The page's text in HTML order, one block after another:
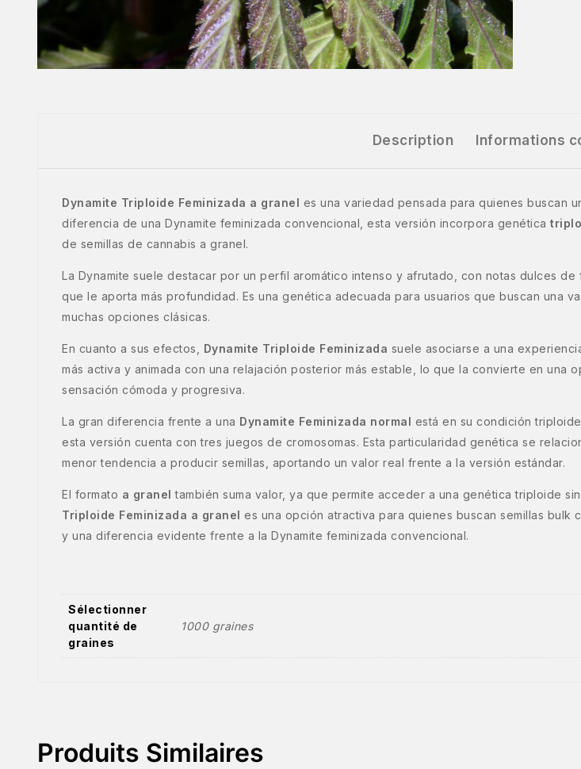
Description Informations
Dynamite Triploide Feminizada a granel es una variedad pensada para quienes buscan
diferencia de una Dynamite feminizada convencional, esta versión incorpora genética
de semillas de cannabis a granel.
La Dynamite suele destacar por un perfil aromático intenso y afrutado, con notas dulces
que le aporta más profundidad. Es una genética adecuada para usuarios que buscan una
muchas opciones clásicas.
En cuanto a sus efectos, Dynamite Triploide Feminizada suele asociarse a una
más activa y animada con una relajación posterior más estable, lo que la convierte en una
sensación cómoda y progresiva.
La gran diferencia frente a una Dynamite Feminizada normal está en su condición
esta versión cuenta con tres juegos de cromosomas. Esta particularidad genética se
menor tendencia a producir semillas, aportando un valor real frente a la versión estándar.
El formato a granel también suma valor, ya que permite acceder a una genética triploide
Triploide Feminizada a granel es una opción atractiva para quienes buscan semillas
y una diferencia evidente frente a la Dynamite feminizada convencional.
Sélectionner
quantité de
graines
1000 graines
Produits Similaires